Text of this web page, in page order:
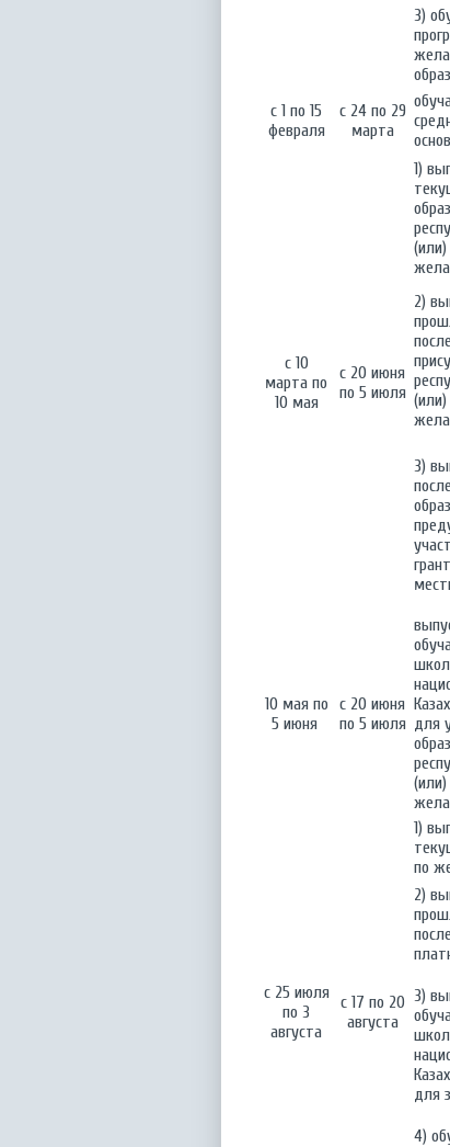
3)
с 1 по 15
февраля
с 24 по 29
марта
с 10
марта по
10 мая
с 20 июня
по 5 июля
1)
2)
3)
10 мая по
5 июня
с 20 июня
по 5 июля для
с 25 июля
по 3
августа
с 17 по 20
августа
1)
по
2)
3)
для
4)